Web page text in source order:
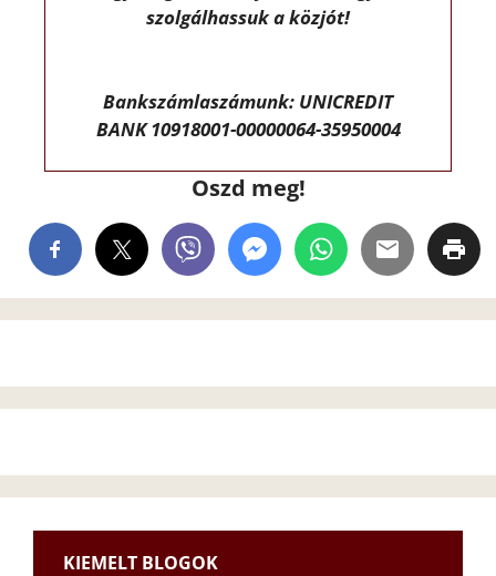
szolgálhassuk a közjót!
Bankszámlaszámunk: UNICREDIT
BANK 10918001-00000064-35950004
Oszd meg!
KIEMELT BLOGOK